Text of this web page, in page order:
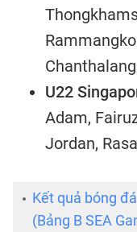
U22
Adam,
Jordan,
Kết quả bóng
(Bảng B SEA